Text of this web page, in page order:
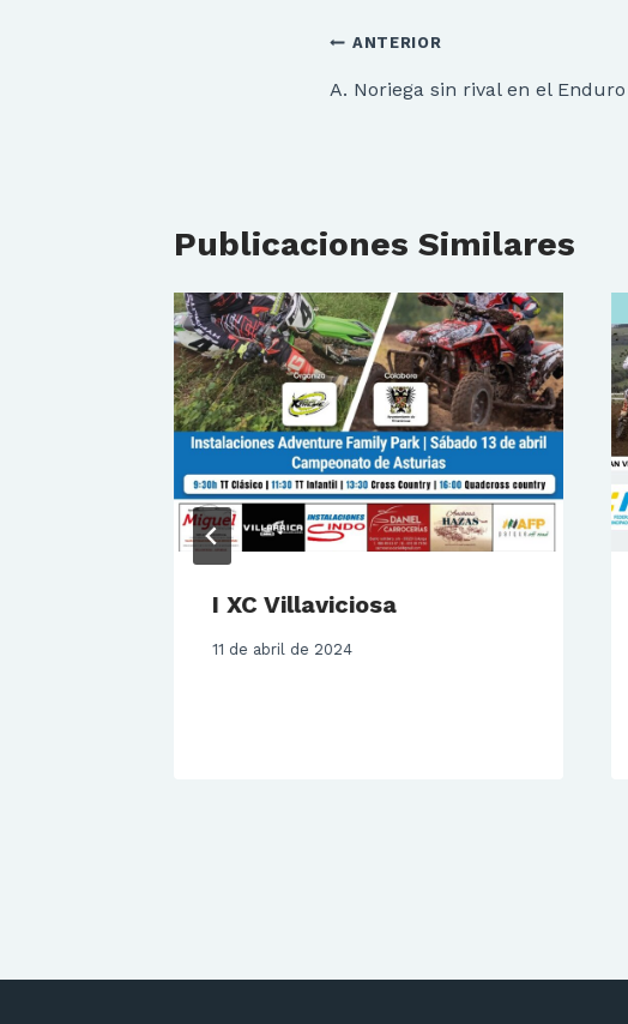
Navegación
de
ANTERIOR
A. Noriega sin rival en el
Publicaciones Similares
I XC Villaviciosa
11 de abril de 2024